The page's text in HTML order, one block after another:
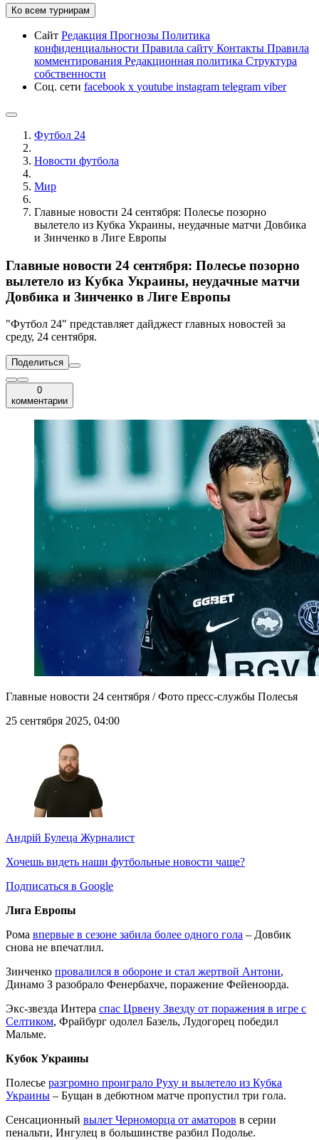
Ко всем турнирам
Сайт Редакция Прогнозы Политика
конфиденциальности Правила сайту Контакты Правила
комментирования Редакционная политика Структура
собственности
Соц. сети facebook x youtube instagram telegram viber
Футбол 24
Новости футбола
Мир
Главные новости 24 сентября: Полесье позорно
вылетело из Кубка Украины, неудачные матчи Довбика
и Зинченко в Лиге Европы
Главные новости 24 сентября: Полесье позорно
вылетело из Кубка Украины, неудачные матчи
Довбика и Зинченко в Лиге Европы
"Футбол 24" представляет дайджест главных новостей за
среду, 24 сентября.
Поделиться
0
комментарии
Главные новости 24 сентября / Фото пресс-службы Полесья
25 сентября 2025, 04:00
Андрій Булеца Журналист
Хочешь видеть наши футбольные новости чаще?
Подписаться в Google
Лига Европы
Рома впервые в сезоне забила более одного гола – Довбик
снова не впечатлил.
Зинченко провалился в обороне и стал жертвой Антони,
Динамо З разобрало Фенербахче, поражение Фейеноорда.
Экс-звезда Интера спас Црвену Звезду от поражения в игре с
Селтиком, Фрайбург одолел Базель, Лудогорец победил
Мальме.
Кубок Украины
Полесье разгромно проиграло Руху и вылетело из Кубка
Украины – Бущан в дебютном матче пропустил три гола.
Сенсационный вылет Черноморца от аматоров в серии
пенальти, Ингулец в большинстве разбил Подолье.